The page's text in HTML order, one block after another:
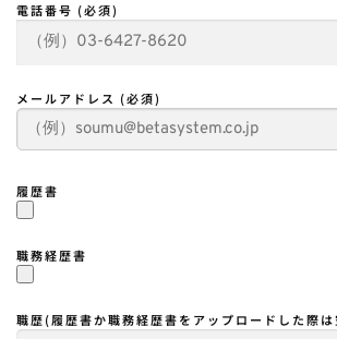
電話番号 (必須)
メールアドレス (必須)
履歴書
職務経歴書
職歴(履歴書か職務経歴書をアップロードした際